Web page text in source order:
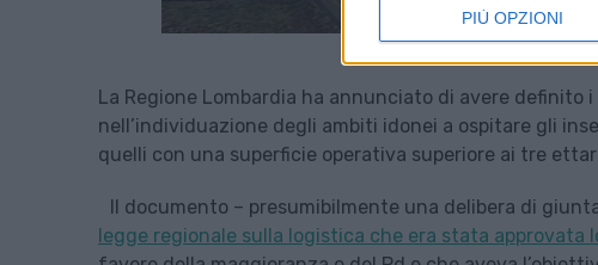
PIÙ OPZIONI
La Regione Lombardia ha annunciato di avere
nell’individuazione degli ambiti idonei a ospitare gli
quelli con una superficie operativa superiore ai tre
Il documento – presumibilmente una delibera di
legge regionale sulla logistica che era stata approvata